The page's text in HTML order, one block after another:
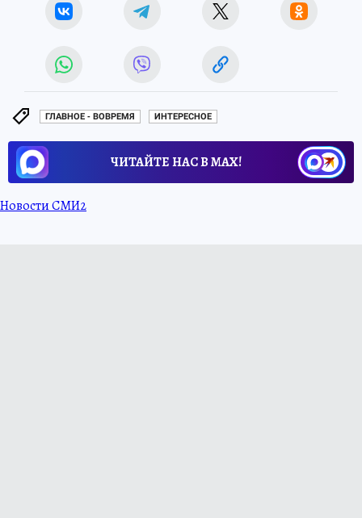
ГЛАВНОЕ - ВОВРЕМЯ ИНТЕРЕСНОЕ
ЧИТАЙТЕ НАС В МАХ!
Новости СМИ2